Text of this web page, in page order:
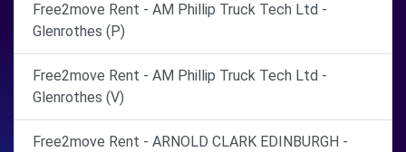
Free2move Rent - AM Phillip Truck Tech Ltd -
Glenrothes (P)
Free2move Rent - AM Phillip Truck Tech Ltd -
Glenrothes (V)
Free2move Rent - ARNOLD CLARK EDINBURGH -